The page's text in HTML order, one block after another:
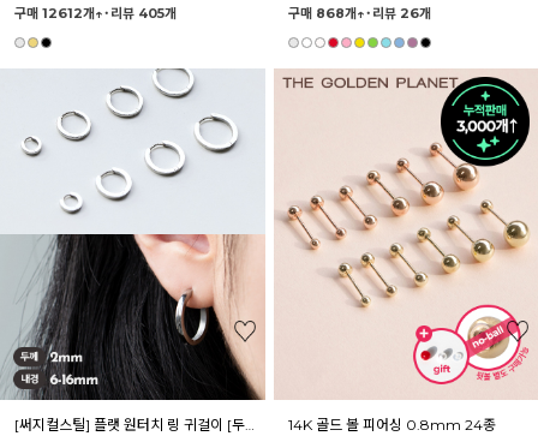
구매 12612개↑˙ 리뷰 405개 구매 868개↑˙ 리뷰 26개
14K 골드 볼 피어싱 0.8mm 24종